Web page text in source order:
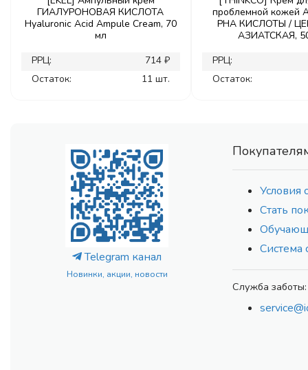
ГИАЛУРОНОВАЯ КИСЛОТА
Hyaluronic Acid Ampule Cream, 70
мл
РРЦ:
714 ₽
Остаток:
11 шт.
проблемной кожей
PHA КИСЛОТЫ /
АЗИАТСКАЯ,
РРЦ:
Остаток:
Telegram канал
Новинки, акции, новости
Условия
Стать
Система
Служба заботы: